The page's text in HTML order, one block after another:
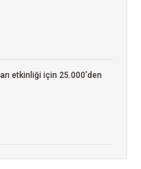
etkinliği için 25.000'den